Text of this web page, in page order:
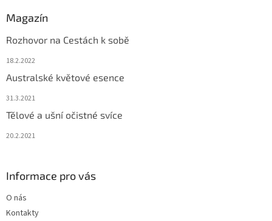
Magazín
Rozhovor na Cestách k sobě
18.2.2022
Australské květové esence
31.3.2021
Tělové a ušní očistné svíce
20.2.2021
Informace pro vás
O nás
Kontakty